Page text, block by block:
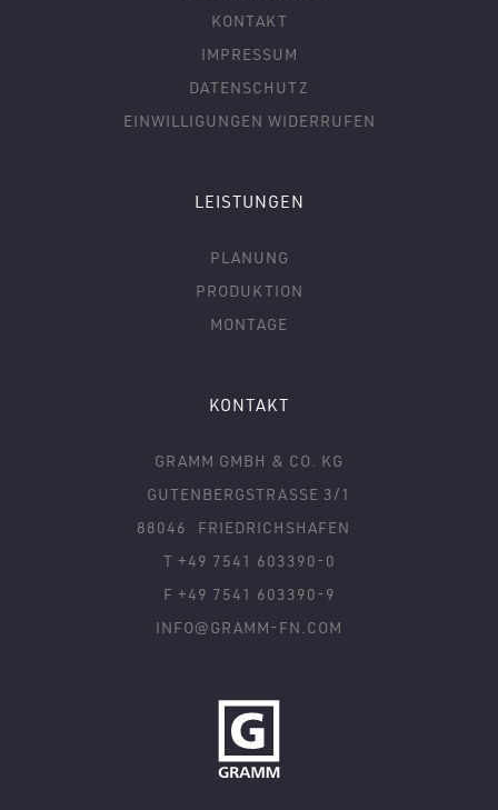
KONTAKT
IMPRESSUM
DATENSCHUTZ
EINWILLIGUNGEN WIDERRUFEN
LEISTUNGEN
PLANUNG
PRODUKTION
MONTAGE
KONTAKT
GRAMM GMBH & CO. KG
GUTENBERGSTRASSE 3/1
88046
FRIEDRICHSHAFEN
T +49 7541 603390-0
F +49 7541 603390-9
INFO@GRAMM-FN.COM